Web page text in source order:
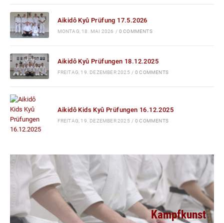
Aikidô Kyû Prüfung 17.5.2026
MONTAG, 18. MAI 2026 / 0 COMMENTS
Aikidô Kyû Prüfungen 18.12.2025
FREITAG, 19. DEZEMBER 2025 / 0 COMMENTS
Aikidô Kids Kyû Prüfungen 16.12.2025
FREITAG, 19. DEZEMBER 2025 / 0 COMMENTS
Kampfkunst